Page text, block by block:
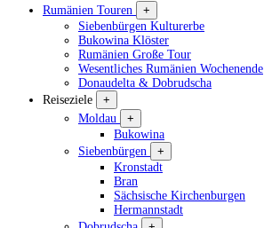
Rumänien Touren
+
Siebenbürgen Kulturerbe
Bukowina Klöster
Rumänien Große Tour
Wesentliches Rumänien Wochenende
Donaudelta & Dobrudscha
Reiseziele
+
Moldau
+
Bukowina
Siebenbürgen
+
Kronstadt
Bran
Sächsische Kirchenburgen
Hermannstadt